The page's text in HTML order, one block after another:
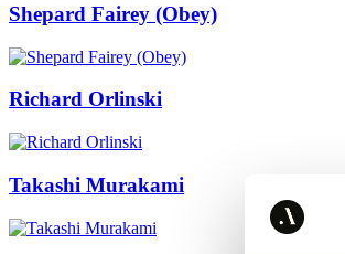
Shepard Fairey (Obey)
Richard Orlinski
Takashi Murakami